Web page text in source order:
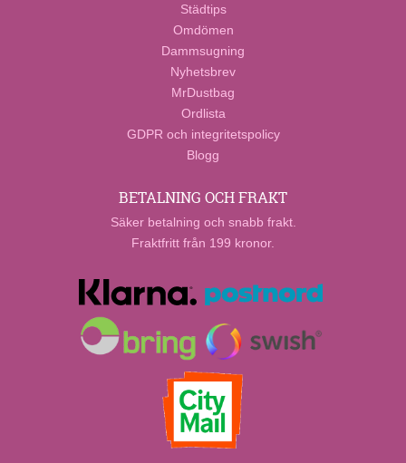
Städtips
Omdömen
Dammsugning
Nyhetsbrev
MrDustbag
Ordlista
GDPR och integritetspolicy
Blogg
BETALNING OCH FRAKT
Säker betalning och snabb frakt.
Fraktfritt från 199 kronor.